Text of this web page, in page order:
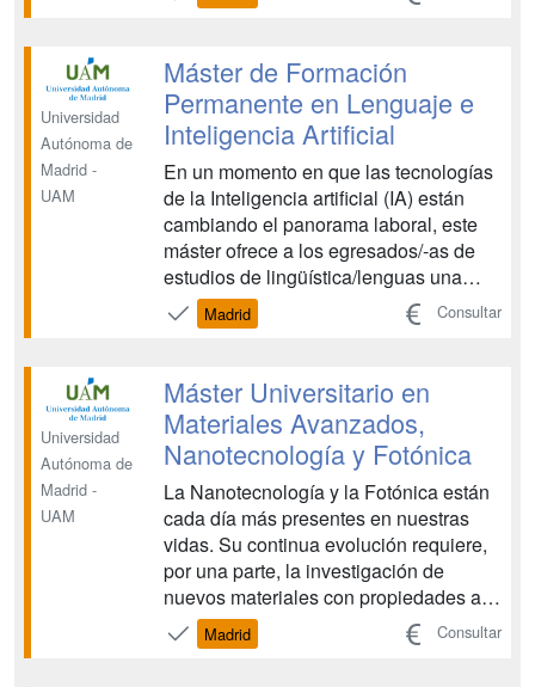
accesibilidad – a la interacción basada
aumentada y virtual, a través de
dispositivos móviles, y ...
Universidad
Autónoma de
Madrid -
UAM
Máster de Formación
Permanente en Lenguaje e
Inteligencia Artificial
En un momento en que las tecnologías
de la Inteligencia artificial (IA) están
cambiando el panorama laboral, este
máster ofrece a los egresados/-as de
estudios de lingüística/lenguas una
formación en conocimientos y
competencias del ámbito de las
lingüística computacional, lenguajes de
etiquetado, etc.) para incorp...
Madrid Consultar
Universidad
Autónoma de
Madrid -
UAM
Máster Universitario en
Materiales Avanzados,
Nanotecnología y Fotónica
La Nanotecnología y la Fotónica están
cada día más presentes en nuestras
vidas. Su continua evolución requiere,
por una parte, la investigación de
nuevos materiales con propiedades a
escala nanométrica (ópticas,
mecánicas, estructurales, electrónicas
Madrid Consultar